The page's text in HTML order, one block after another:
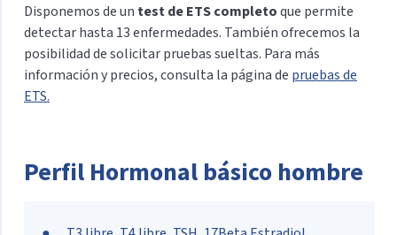
Disponemos de un test de ETS completoque permite
detectar hasta 13 enfermedades. También ofrecemos la
posibilidad de solicitar pruebas sueltas. Para más
información y precios, consulta la página de pruebas de
ETS.
Perfil Hormonal básico hombre